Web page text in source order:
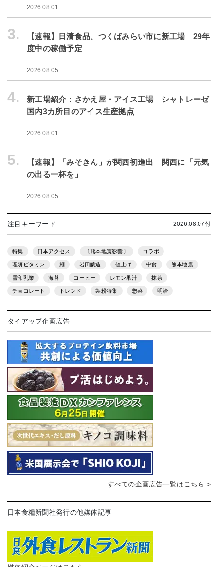
2026.08.01
3.
【速報】日清食品、つくばみらい市に新工場 29年
度中の稼働予定
2026.08.05
4.
新工場紹介：さかえ屋・アイス工場 シャトレーゼ
国内3カ所目のアイス生産拠点
2026.08.01
5.
【速報】「みそきん」が関西初進出 関西に「元気
の出る一杯を」
2026.08.05
注目キーワード 2026.08.07付
特集 日本アクセス 〔熊本地震影響〕 コラボ
理研ビタミン 麺 岩田醸造 値上げ 中食 熊本地震
雪印乳業 海苔 コーヒー レモン果汁 抹茶
チョコレート トレンド 製粉特集 惣菜 明治
タイアップ企画広告
すべての企画広告一覧はこちら >
日本食糧新聞社発行の他媒体記事